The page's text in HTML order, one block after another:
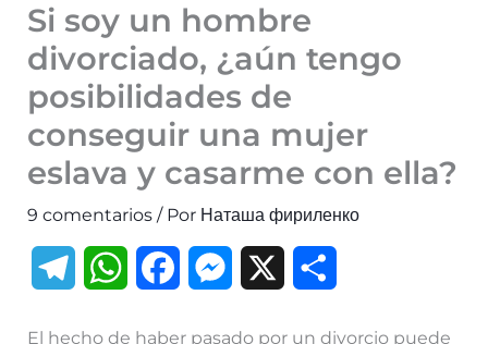
Si soy un hombre
divorciado, ¿aún tengo
posibilidades de
conseguir una mujer
eslava y casarme con ella?
9 comentarios / Por Наташа фириленко
W
El hecho de haber pasado por un divorcio puede